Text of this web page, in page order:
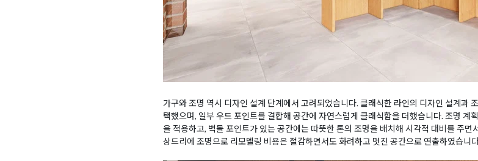
가구와 조명 역시 디자인 설계 단계에서 고려되었습니다. 클래식한 라인의 디자인 설계과
택했으며, 일부 우드 포인트를 결합해 공간에 자연스럽게 클래식함을 더했습니다. 조명 계
을 적용하고, 벽돌 포인트가 있는 공간에는 따뜻한 톤의 조명을 배치해 시각적 대비를 주
상드리에 조명으로 리모델링 비용은 절감하면서도 화려하고 멋진 공간으로 연출하였습니